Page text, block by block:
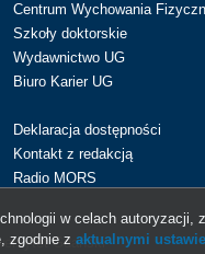
Centrum Wychowania
Szkoły doktorskie
Wydawnictwo UG
Biuro Karier UG
Deklaracja dostępności
Kontakt z redakcją
Radio MORS
Gdański
w celach autoryzacji,
zgodnie z aktualnymi